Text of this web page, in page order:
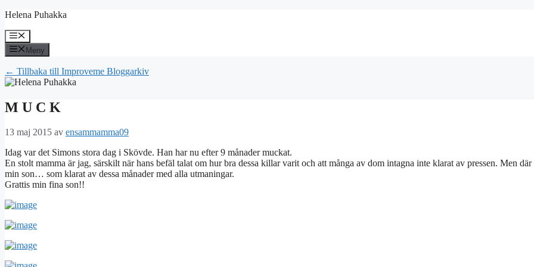
Hoppa
innehåll
Helena Puhakka
Meny
Meny
← Tillbaka till Improveme Bloggarkiv
M U C K
13 maj 2015 av ensammamma09
Idag var det Simons stora dag i Skövde. Han har nu efter 9 månader muckat.
En stolt mamma är jag, särskilt när hans befäl talat om hur bra dessa killar varit och att många av dom intagna inte klarat av pressen. Men där
min son… som klarat av dessa månader med alla utmaningar.
Grattis min fina son!!